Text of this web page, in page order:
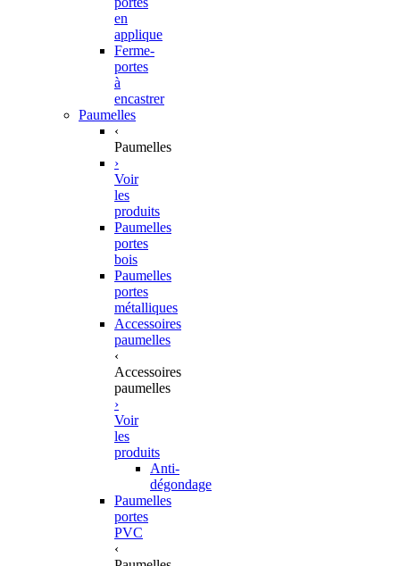
en
applique
Ferme-
portes
à
encastrer
Paumelles
‹
Paumelles
›
Voir
les
produits
Paumelles
portes
bois
Paumelles
portes
métalliques
Accessoires
paumelles
‹
Accessoires
paumelles
›
Voir
les
produits
Anti-
dégondage
Paumelles
portes
PVC
‹